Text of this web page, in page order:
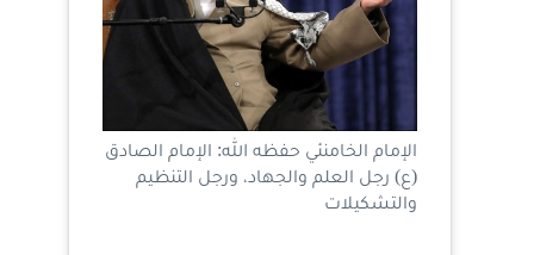
الإمام الخامنئي حفظه الله: الإمام الصادق
(ع) رجل العلم والجهاد، ورجل التنظيم
والتشكيلات